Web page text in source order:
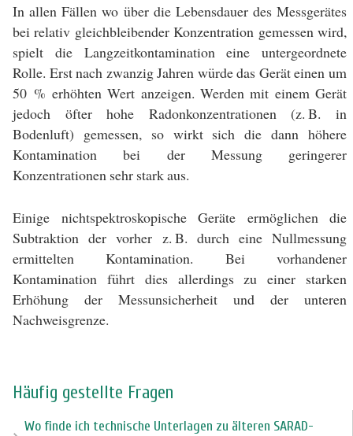
In allen Fällen wo über die Lebensdauer des Messgerätes
bei relativ gleichbleibender Konzentration gemessen wird,
spielt die Langzeitkontamination eine untergeordnete
Rolle. Erst nach zwanzig Jahren würde das Gerät einen um
50 % erhöhten Wert anzeigen. Werden mit einem Gerät
jedoch öfter hohe Radonkonzentrationen (z. B. in
Bodenluft) gemessen, so wirkt sich die dann höhere
Kontamination bei der Messung geringerer
Konzentrationen sehr stark aus.
Einige nichtspektroskopische Geräte ermöglichen die
Subtraktion der vorher z. B. durch eine Nullmessung
ermittelten Kontamination. Bei vorhandener
Kontamination führt dies allerdings zu einer starken
Erhöhung der Messunsicherheit und der unteren
Nachweisgrenze.
Häufig gestellte Fragen
Wo finde ich technische Unterlagen zu älteren SARAD-